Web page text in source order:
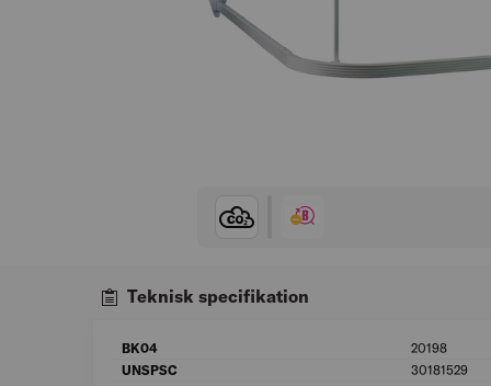
Teknisk specifikation
BK04 20198
UNSPSC
30181529